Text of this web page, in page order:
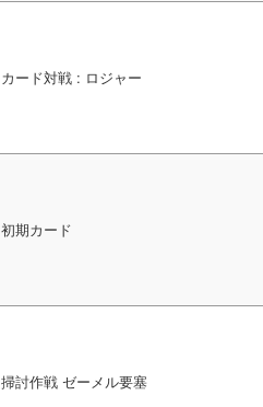
カード対戦 : ロジャー
初期カード
掃討作戦 ゼーメル要塞